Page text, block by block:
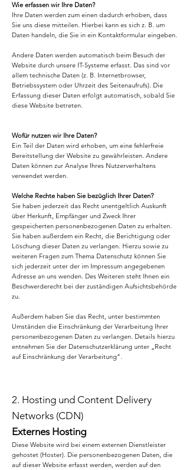
Wie erfassen wir Ihre Daten?
Ihre Daten werden zum einen dadurch erhoben, dass
Sie uns diese mitteilen. Hierbei kann es sich z. B. um
Daten handeln, die Sie in ein Kontaktformular eingeben.
Andere Daten werden automatisch beim Besuch der
Website durch unsere IT-Systeme erfasst. Das sind vor
allem technische Daten (z. B. Internetbrowser,
Betriebssystem oder Uhrzeit des Seitenaufrufs). Die
Erfassung dieser Daten erfolgt automatisch, sobald Sie
diese Website betreten.
Wofür nutzen wir Ihre Daten?
Ein Teil der Daten wird erhoben, um eine fehlerfreie
Bereitstellung der Website zu gewährleisten. Andere
Daten können zur Analyse Ihres Nutzerverhaltens
verwendet werden.
Welche Rechte haben Sie bezüglich Ihrer Daten?
Sie haben jederzeit das Recht unentgeltlich Auskunft
über Herkunft, Empfänger und Zweck Ihrer
gespeicherten personenbezogenen Daten zu erhalten.
Sie haben außerdem ein Recht, die Berichtigung oder
Löschung dieser Daten zu verlangen. Hierzu sowie zu
weiteren Fragen zum Thema Datenschutz können Sie
sich jederzeit unter der im Impressum angegebenen
Adresse an uns wenden. Des Weiteren steht Ihnen ein
Beschwerderecht bei der zuständigen Aufsichtsbehörde
zu.
Außerdem haben Sie das Recht, unter bestimmten
Umständen die Einschränkung der Verarbeitung Ihrer
personenbezogenen Daten zu verlangen. Details hierzu
entnehmen Sie der Datenschutzerklärung unter „Recht
auf Einschränkung der Verarbeitung“.
2. Hosting und Content Delivery
Networks (CDN)
Externes Hosting
Diese Website wird bei einem externen Dienstleister
gehostet (Hoster). Die personenbezogenen Daten, die
auf dieser Website erfasst werden, werden auf den